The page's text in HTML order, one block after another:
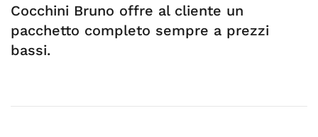
Cocchini Bruno offre al cliente un
pacchetto completo sempre a prezzi
bassi.